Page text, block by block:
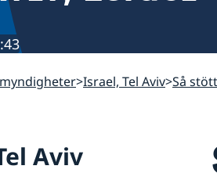
Israel, Tel Aviv Så
Aviv